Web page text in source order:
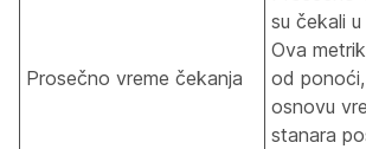
Prosečno vreme čekanja
su čekali
Ova
od
osnovu
stanara